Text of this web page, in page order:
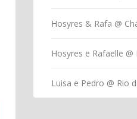
Hosyres & Rafa @
Hosyres e Rafaelle @
Luisa e Pedro @ Rio